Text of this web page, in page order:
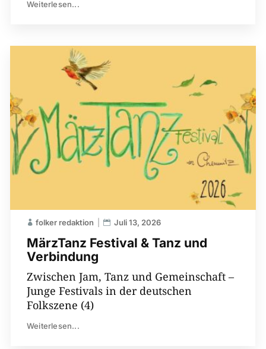
Weiterlesen...
MärzTanz Festival & Tanz und
Verbindung
folker redaktion Juli 13, 2026
Zwischen Jam, Tanz und Gemeinschaft –
Junge Festivals in der deutschen
Folkszene (4)
Weiterlesen...